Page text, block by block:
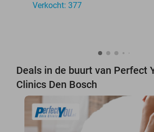
Verkocht: 377
Deals in de buurt van Perfect
Clinics Den Bosch